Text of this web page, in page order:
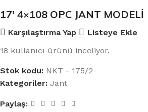
17′ 4×108 OPC JANT MODELİ
Karşılaştırma Yap
Listeye Ekle
18 kullanıcı ürünü inceliyor.
Stok kodu: NKT - 175/2
Kategoriler: Jant
Paylaş: